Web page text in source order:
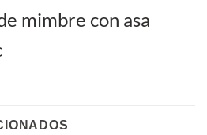
mimbre con asa